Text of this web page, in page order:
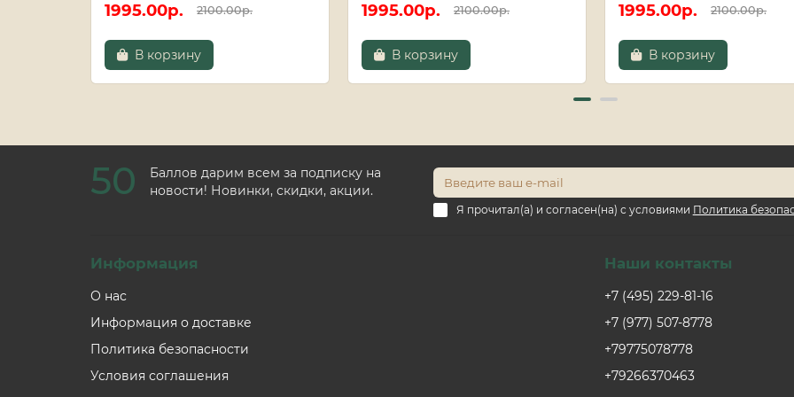
1995.00р. 2100.00р.
В корзину
1995.00р. 2100.00р.
В корзину
1995.00р. 2100.00р.
В корзину
50
Баллов дарим всем за подписку на
новости! Новинки, скидки, акции.
Я прочитал(а) и согласен(на) с условиями Политика
Информация
О нас
Информация о доставке
Политика безопасности
Условия соглашения
Наши контакты
+7 (495) 229-81-16
+7 (977) 507-8778
+79775078778
+79266370463